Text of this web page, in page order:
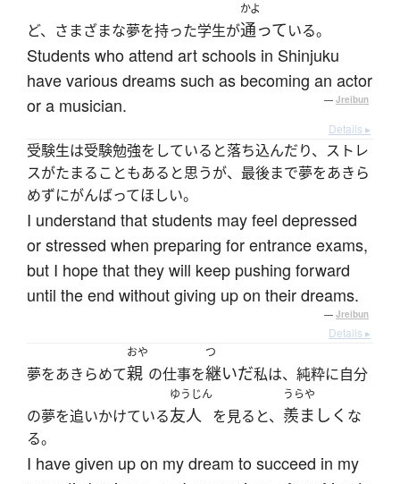
ど、さまざまな夢を持った学生が
かよ
通っている。
Students who attend art schools in Shinjuku
have various dreams such as becoming an actor
or a musician.
— Jreibun
Details ▸
受験生は受験勉強をしていると落ち込んだり、ストレ
スがたまることもあると思うが、最後まで夢をあきら
めずにがんばってほしい。
I understand that students may feel depressed
or stressed when preparing for entrance exams,
but I hope that they will keep pushing forward
until the end without giving up on their dreams.
— Jreibun
Details ▸
夢をあきらめて
おや
親 の仕事を
つ
継いだ私は、純粋に自分
の夢を追いかけている
ゆうじん
友人 を見ると、
うらや
羨ましく な
る。
I have given up on my dream to succeed in my